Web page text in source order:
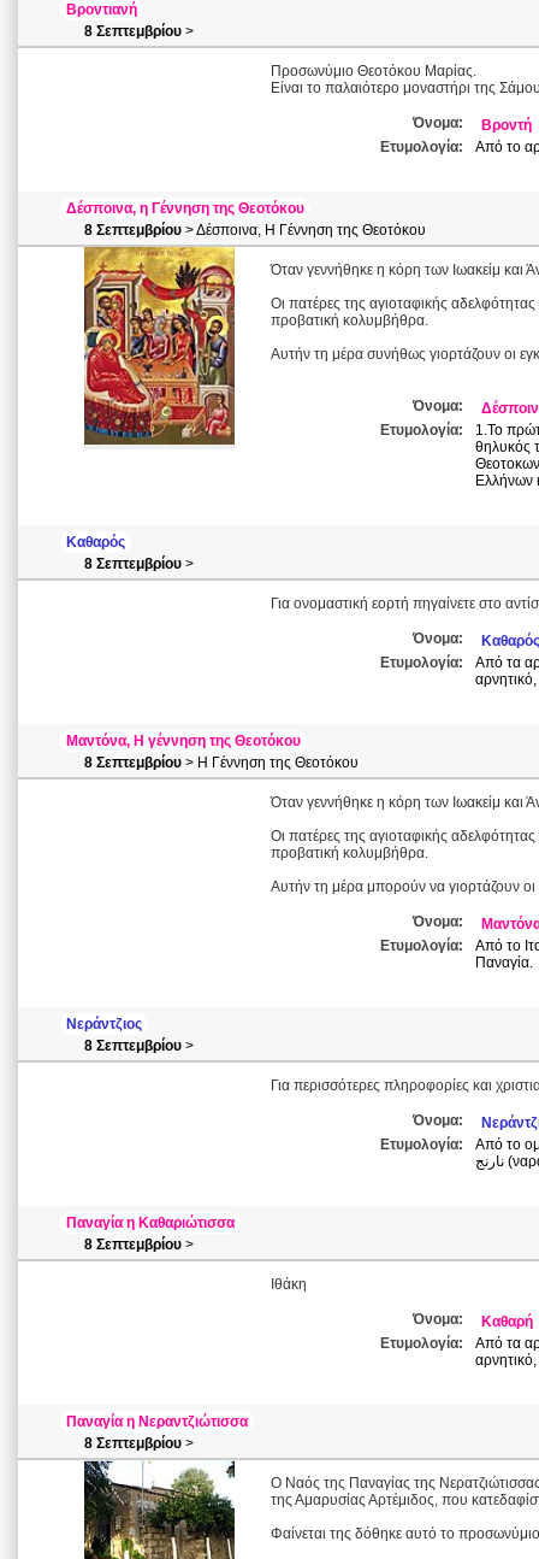
Βροντιανή
8 Σεπτεμβρίου >
Προσωνύμιο Θεοτόκου Μαρίας.
Είναι το παλαιότερο μοναστήρι της
Όνομα:
Βροντή
Ετυμολογία:
Από το
Δέσποινα, η Γέννηση της Θεοτόκου
8 Σεπτεμβρίου > Δέσποινα, Η Γέννηση της Θεοτόκου
Όταν γεννήθηκε η κόρη των Ιωακείμ και
Οι πατέρες της αγιοταφικής
προβατική κολυμβήθρα.
Αυτήν τη μέρα συνήθως γιορτάζουν οι
Όνομα:
Ετυμολογία:
1.Το
θηλυκός
Ελλήνων
Καθαρός
8 Σεπτεμβρίου >
Για ονομαστική εορτή πηγαίνετε στο
Όνομα:
Καθαρός
Ετυμολογία:
Από τα
Μαντόνα, Η γέννηση της Θεοτόκου
8 Σεπτεμβρίου > Η Γέννηση της Θεοτόκου
Όταν γεννήθηκε η κόρη των Ιωακείμ και
Οι πατέρες της αγιοταφικής
προβατική κολυμβήθρα.
Αυτήν τη μέρα μπορούν να γιορτάζουν
Όνομα:
Ετυμολογία:
Από το
Παναγία.
Νεράντζιος
8 Σεπτεμβρίου >
Για περισσότερες πληροφορίες και
Όνομα:
Ετυμολογία:
Από το
Παναγία η Καθαριώτισσα
8 Σεπτεμβρίου >
Ιθάκη
Όνομα:
Καθαρή
Ετυμολογία:
Από τα
Παναγία η Νεραντζιώτισσα
8 Σεπτεμβρίου >
Ο Ναός της Παναγίας της
της Αμαρυσίας Αρτέμιδος, που
Φαίνεται της δόθηκε αυτό το